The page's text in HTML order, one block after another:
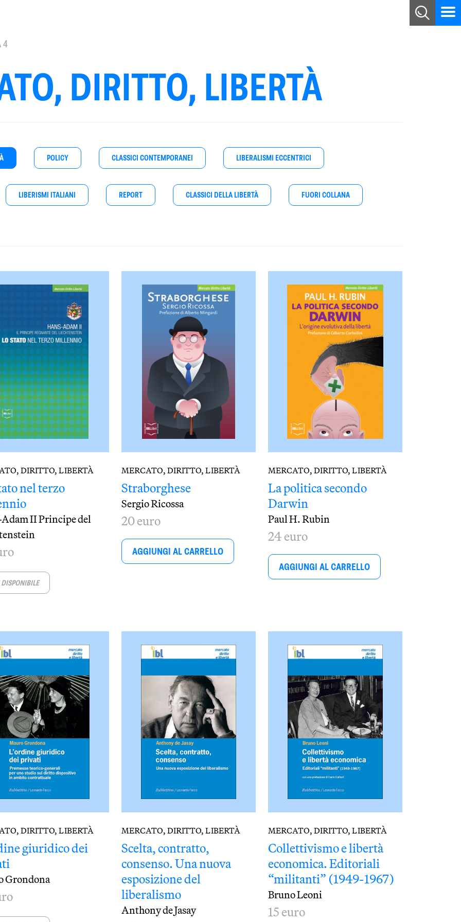
4
DIRITTO, LIBERTÀ
POLICY CLASSICI CONTEMPORANEI LIBERALISMI ECCENTRICI
LIBERISMI ITALIANI REPORT CLASSICI DELLA LIBERTÀ FUORI COLLANA
DIRITTO, LIBERTÀ
nel terzo
II Principe del
MERCATO, DIRITTO, LIBERTÀ
Straborghese
Sergio Ricossa
20 euro
AGGIUNGI AL CARRELLO
MERCATO, DIRITTO, LIBERTÀ
La politica secondo
Darwin
Paul H. Rubin
24 euro
AGGIUNGI AL CARRELLO
DIRITTO, LIBERTÀ
giuridico dei
Grondona
MERCATO, DIRITTO, LIBERTÀ
Scelta, contratto,
consenso. Una nuova
esposizione del
liberalismo
Anthony de Jasay
MERCATO, DIRITTO, LIBERTÀ
Collettivismo e libertà
economica. Editoriali
“militanti” (1949-1967)
Bruno Leoni
15 euro